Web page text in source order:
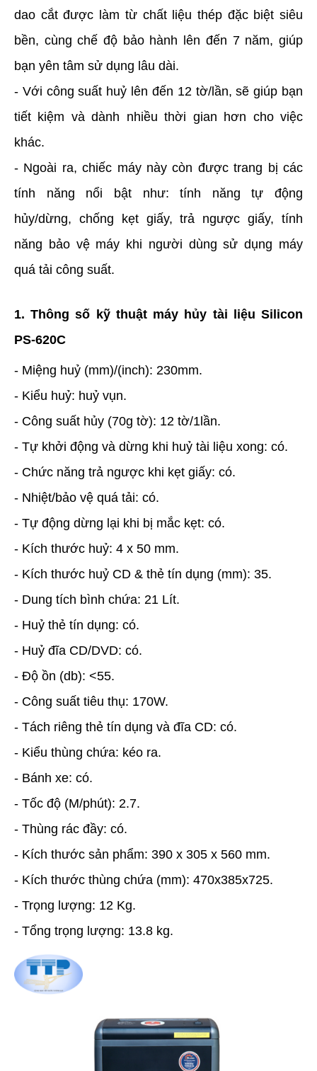
dao cắt được làm từ chất liệu thép đặc biệt siêu
bền, cùng chế độ bảo hành lên đến 7 năm, giúp
bạn yên tâm sử dụng lâu dài.
- Với công suất huỷ lên đến 12 tờ/lần, sẽ giúp bạn
tiết kiệm và dành nhiều thời gian hơn cho việc
khác.
- Ngoài ra, chiếc máy này còn được trang bị các
tính năng nổi bật như: tính năng tự động
hủy/dừng, chống kẹt giấy, trả ngược giấy, tính
năng bảo vệ máy khi người dùng sử dụng máy
quá tải công suất.
1. Thông số kỹ thuật máy hủy tài liệu Silicon
PS-620C
- Miệng huỷ (mm)/(inch): 230mm.
- Kiểu huỷ: huỷ vụn.
- Công suất hủy (70g tờ): 12 tờ/1lần.
- Tự khởi động và dừng khi huỷ tài liệu xong: có.
- Chức năng trả ngược khi kẹt giấy: có.
- Nhiệt/bảo vệ quá tải: có.
- Tự động dừng lại khi bị mắc kẹt: có.
- Kích thước huỷ: 4 x 50 mm.
- Kích thước huỷ CD & thẻ tín dụng (mm): 35.
- Dung tích bình chứa: 21 Lít.
- Huỷ thẻ tín dụng: có.
- Huỷ đĩa CD/DVD: có.
- Độ ồn (db): <55.
- Công suất tiêu thụ: 170W.
- Tách riêng thẻ tín dụng và đĩa CD: có.
- Kiểu thùng chứa: kéo ra.
- Bánh xe: có.
- Tốc độ (M/phút): 2.7.
- Thùng rác đầy: có.
- Kích thước sản phẩm: 390 x 305 x 560 mm.
- Kích thước thùng chứa (mm): 470x385x725.
- Trọng lượng: 12 Kg.
- Tổng trọng lượng: 13.8 kg.